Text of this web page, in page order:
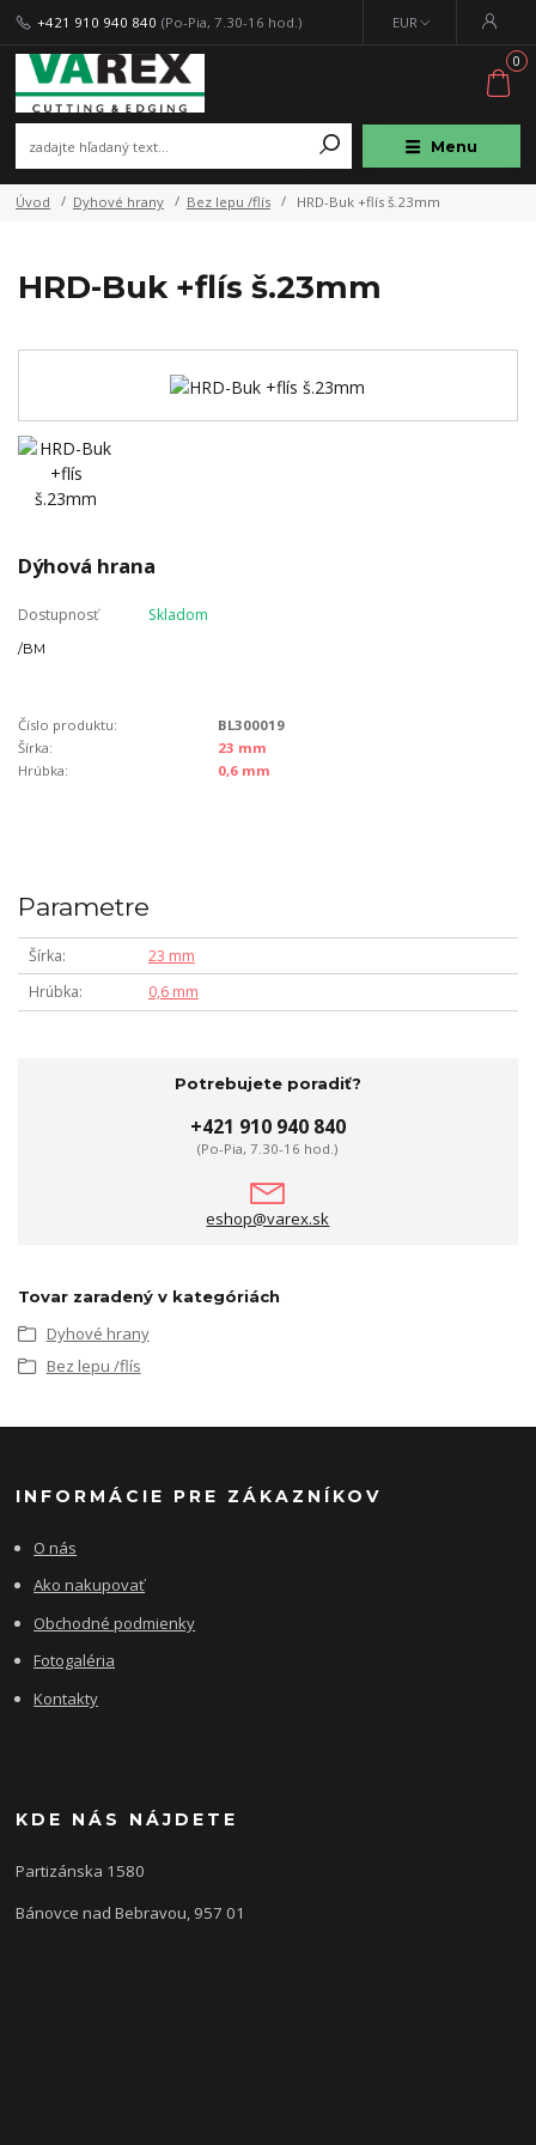
Menu
EUR
+421 910 940 840 (Po-Pia, 7.30-16 hod.)
0
Úvod Dyhové hrany Bez lepu /flís HRD-Buk +flís š.23mm
HRD-Buk +flís š.23mm
Dýhová hrana
Dostupnosť Skladom
/BM
Číslo produktu:
BL300019
Šírka:
23 mm
Hrúbka:
0,6 mm
Parametre
Šírka
23 mm
Hrúbka
0,6 mm
Potrebujete poradiť?
+421 910 940 840
(Po-Pia, 7.30-16 hod.)
eshop@varex.sk
Tovar zaradený v kategóriách
Dyhové hrany
Bez lepu /flís
INFORMÁCIE PRE ZÁKAZNÍKOV
O nás
Ako nakupovať
Obchodné podmienky
Fotogaléria
Kontakty
KDE NÁS NÁJDETE
Partizánska 1580
Bánovce nad Bebravou, 957 01